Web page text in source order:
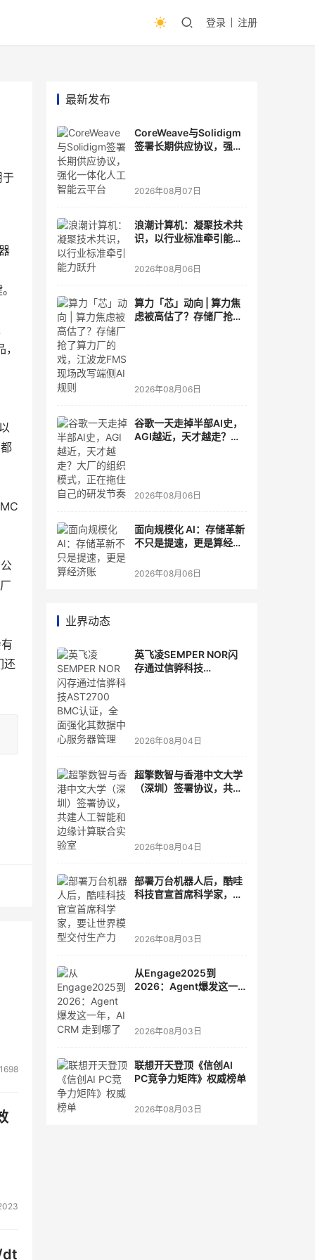
登录 注册
于
还
1698
dt
最新发布
CoreWeave与Solidigm
签署长期供应协议，强化
2026年08月07日
浪潮计算机：凝聚技术共
识，以行业标准牵引能力
2026年08月06日
算力「芯」动向 | 算力焦
虑被高估了？存储厂抢了
2026年08月06日
谷歌一天走掉半部AI史，
AGI越近，天才越走？大
2026年08月06日
面向规模化 AI：存储革新
不只是提速，更是算经济
2026年08月06日
业界动态
英飞凌SEMPER NOR闪
存通过信骅科技
2026年08月04日
超擎数智与香港中文大学
（深圳）签署协议，共建
2026年08月04日
部署万台机器人后，酷哇
科技官宣首席科学家，要
2026年08月03日
从Engage2025到
2026：Agent爆发这一
2026年08月03日
联想开天登顶《信创AI
PC竞争力矩阵》权威榜单
2026年08月03日